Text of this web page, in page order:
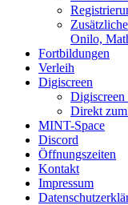
Onilo,
Fortbildungen
Verleih
Digiscreen
Direkt
MINT-Space
Discord
Öffnungszeiten
Kontakt
Impressum